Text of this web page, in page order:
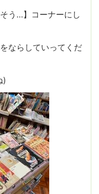
う…】コーナーにし
ならしていってくだ
)